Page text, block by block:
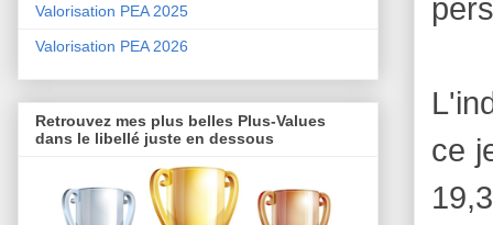
ce
Valorisation PEA 2025
Valorisation PEA 2026
Retrouvez mes plus belles Plus-Values
dans le libellé juste en dessous